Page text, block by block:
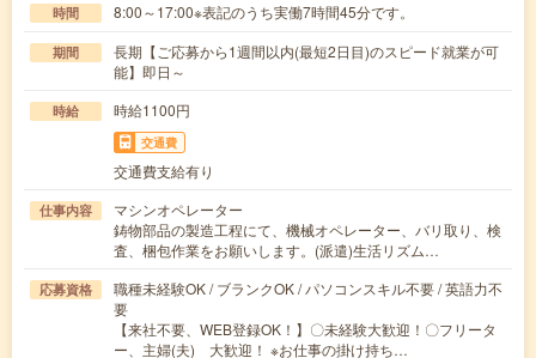
時間 8:00～17:00※表記のうち実働7時間45分です。
期間
長期【ご応募から1週間以内(最短2日目)のスピード就業が可
能】即日～
時給 時給1100円
交通費
交通費支給有り
仕事内容
マシンオペレーター
鋳物部品の製造工程にて、機械オペレーター、バリ取り、検
査、梱包作業をお願いします。(派遣)生活リズム…
応募資格
職種未経験OK / ブランクOK / パソコンスキル不要 / 英語力不
要
【来社不要、WEB登録OK！】〇未経験大歓迎！〇フリータ
ー、主婦(夫) 大歓迎！ ※お仕事の掛け持ち…